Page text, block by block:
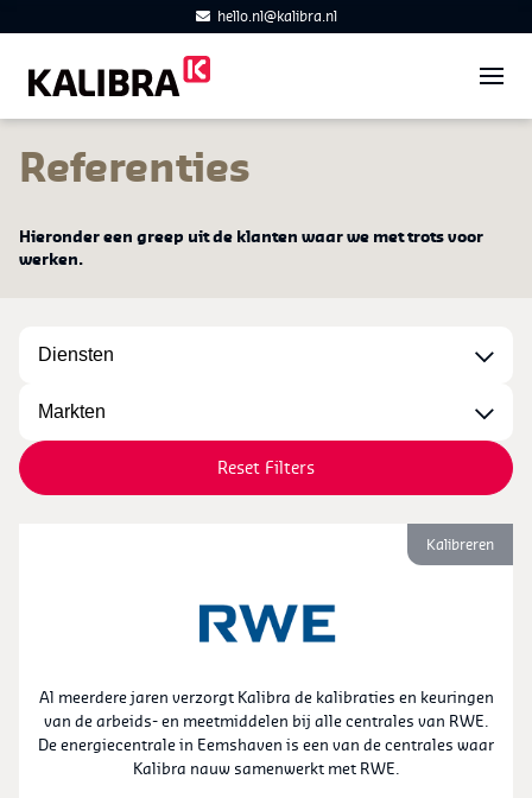
hello.nl@kalibra.nl
Referenties
Hieronder een greep uit de klanten waar we met trots voor
werken.
Reset Filters
Kalibreren
Al meerdere jaren verzorgt Kalibra de kalibraties en keuringen
van de arbeids- en meetmiddelen bij alle centrales van RWE.
De energiecentrale in Eemshaven is een van de centrales waar
Kalibra nauw samenwerkt met RWE.